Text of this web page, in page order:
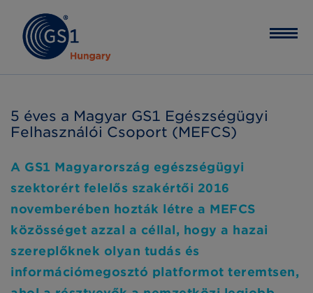
5 éves a Magyar GS1 Egészségügyi
Felhasználói Csoport (MEFCS)
A GS1 Magyarország egészségügyi
szektorért felelős szakértői 2016
novemberében hozták létre a MEFCS
közösséget azzal a céllal, hogy a hazai
szereplőknek olyan tudás és
információmegosztó platformot teremtsen,